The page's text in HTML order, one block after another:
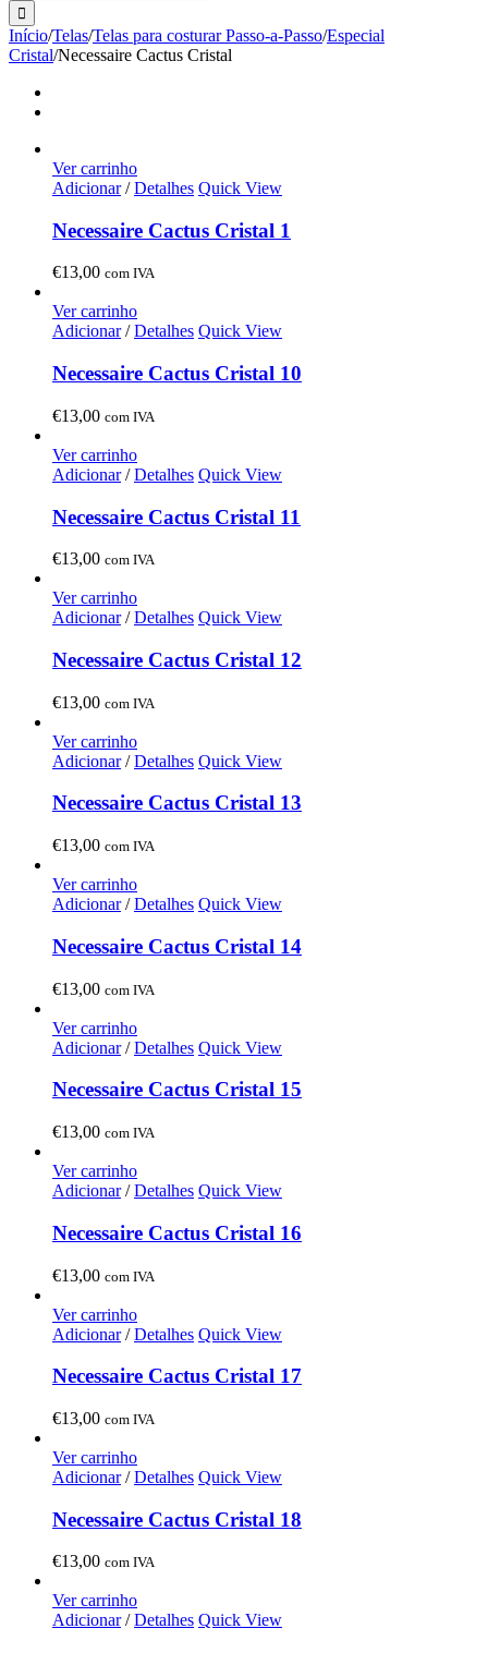
Início/Telas/Telas para costurar Passo-a-Passo/Especial
Cristal/Necessaire Cactus Cristal
Ver carrinho
Adicionar/ Detalhes Quick View
Necessaire Cactus Cristal 1
€13,00 com IVA
Ver carrinho
Adicionar/ Detalhes Quick View
Necessaire Cactus Cristal 10
€13,00 com IVA
Ver carrinho
Adicionar/ Detalhes Quick View
Necessaire Cactus Cristal 11
€13,00 com IVA
Ver carrinho
Adicionar/ Detalhes Quick View
Necessaire Cactus Cristal 12
€13,00 com IVA
Ver carrinho
Adicionar/ Detalhes Quick View
Necessaire Cactus Cristal 13
€13,00 com IVA
Ver carrinho
Adicionar/ Detalhes Quick View
Necessaire Cactus Cristal 14
€13,00 com IVA
Ver carrinho
Adicionar/ Detalhes Quick View
Necessaire Cactus Cristal 15
€13,00 com IVA
Ver carrinho
Adicionar/ Detalhes Quick View
Necessaire Cactus Cristal 16
€13,00 com IVA
Ver carrinho
Adicionar/ Detalhes Quick View
Necessaire Cactus Cristal 17
€13,00 com IVA
Ver carrinho
Adicionar/ Detalhes Quick View
Necessaire Cactus Cristal 18
€13,00 com IVA
Ver carrinho
Adicionar/ Detalhes Quick View